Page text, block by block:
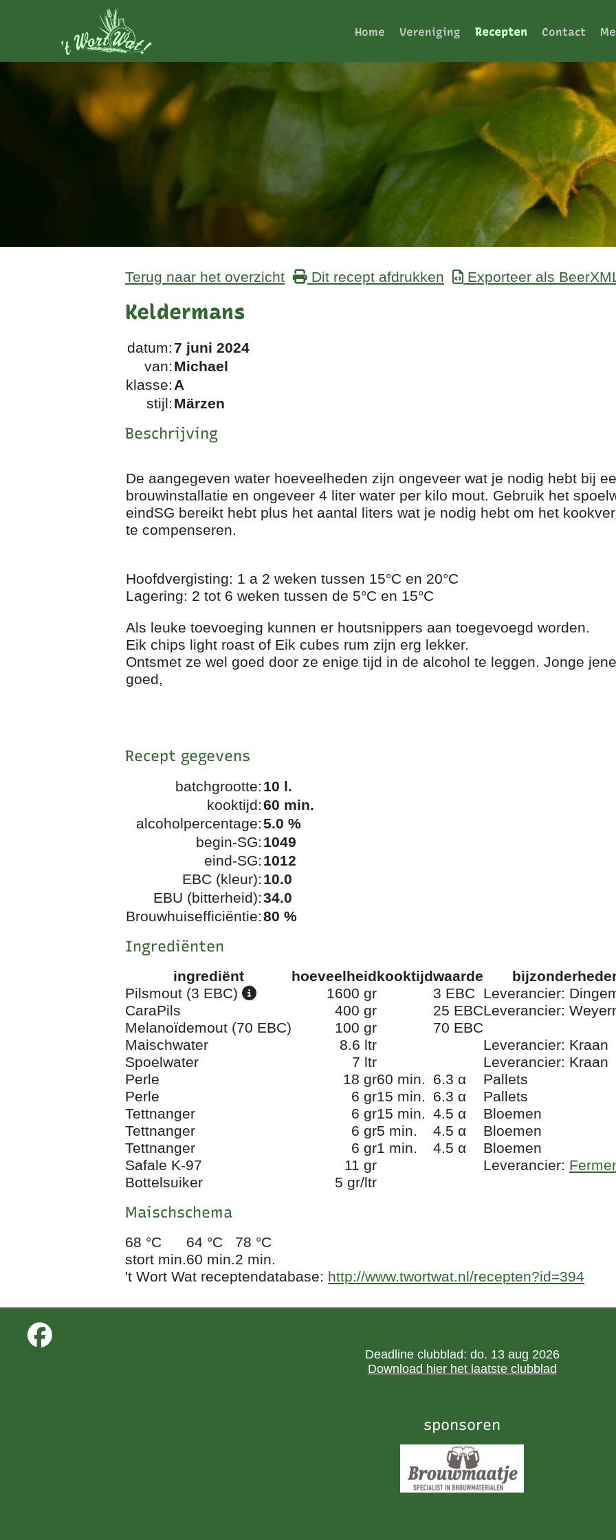
Terug naar het overzicht Dit recept afdrukken Exporteer als
Keldermans
datum: 7 juni 2024
van: Michael
klasse: A
stijl: Märzen
Beschrijving
De aangegeven water hoeveelheden zijn ongeveer wat je nodig hebt bij
brouwinstallatie en ongeveer 4 liter water per kilo mout. Gebruik het
eindSG bereikt hebt plus het aantal liters wat je nodig hebt om het
te compenseren.
Hoofdvergisting: 1 a 2 weken tussen 15°C en 20°C
Lagering: 2 tot 6 weken tussen de 5°C en 15°C
Als leuke toevoeging kunnen er houtsnippers aan toegevoegd worden.
Eik chips light roast of Eik cubes rum zijn erg lekker.
Ontsmet ze wel goed door ze enige tijd in de alcohol te leggen. Jonge
goed,
Recept gegevens
batchgrootte: 10 l.
kooktijd:60 min.
alcoholpercentage:5.0 %
begin-SG: 1049
eind-SG: 1012
EBC (kleur): 10.0
EBU (bitterheid):34.0
Brouwhuisefficiëntie:80 %
Ingrediënten
ingrediënt hoeveelheidkooktijdwaarde
Pilsmout (3 EBC)
1600 gr 3 EBC
Leverancier:
CaraPils
400 gr 25 EBCLeverancier:
Melanoïdemout (70 EBC)
100 gr
70 EBC
Maischwater
8.6 ltr
Leverancier: Kraan
Spoelwater
7 ltr
Leverancier: Kraan
Perle
18 gr60 min. 6.3 α
Pallets
Perle
6 gr15 min. 6.3 α
Pallets
Tettnanger
6 gr15 min. 4.5 α
Bloemen
Tettnanger
6 gr5 min. 4.5 α
Bloemen
Tettnanger
6 gr1 min. 4.5 α
Bloemen
Safale K-97
11 gr Leverancier:
Bottelsuiker
5 gr/ltr
Maischschema
68 °C 64 °C
78 °C
stort min.60 min.2 min.
't Wort Wat receptendatabase: http://www.twortwat.nl/recepten?id=394
Home Vereniging Recepten Contact
Deadline clubblad: do. 13 aug 2026
Download hier het laatste clubblad
sponsoren